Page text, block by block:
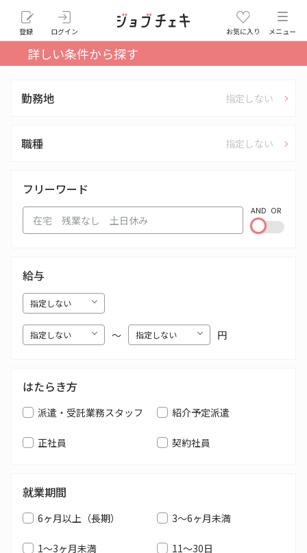
登録 ログイン お気に入り メニュー
詳しい条件から探す
勤務地 指定しない
職種 指定しない
フリーワード
AND OR
給与
〜 円
はたらき方
派遣・受託業務スタッフ 紹介予定派遣
正社員 契約社員
就業期間
6ヶ月以上（長期） 3～6ヶ月未満
1～3ヶ月未満 11～30日